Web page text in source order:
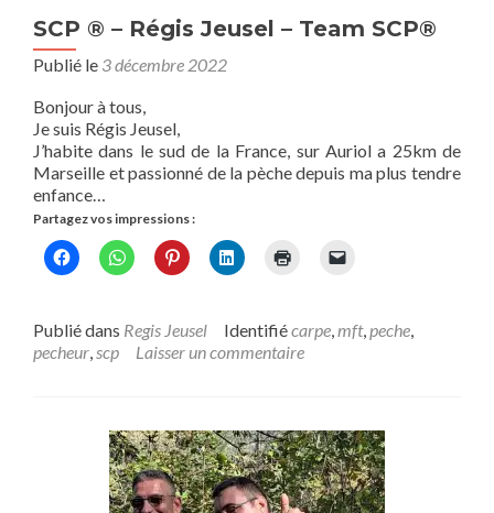
SCP ® – Régis Jeusel – Team SCP®
Publié le 3 décembre 2022
Bonjour à tous,
Je suis Régis Jeusel,
J’habite dans le sud de la France, sur Auriol a 25km de
Marseille et passionné de la pèche depuis ma plus tendre
enfance…
Partagez vos impressions :
Publié dans Regis Jeusel Identifiécarpe,mft,peche,
pecheur,scp Laisser un commentaire